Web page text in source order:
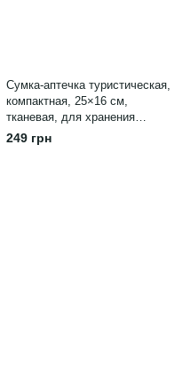
Сумка-аптечка туристическая,
компактная, 25×16 см,
тканевая, для хранения
медикаментов, красная
249 грн